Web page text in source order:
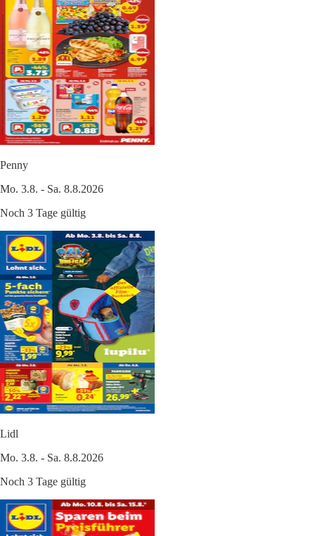
Penny
Mo. 3.8. - Sa. 8.8.2026
Noch 3 Tage gültig
Lidl
Mo. 3.8. - Sa. 8.8.2026
Noch 3 Tage gültig